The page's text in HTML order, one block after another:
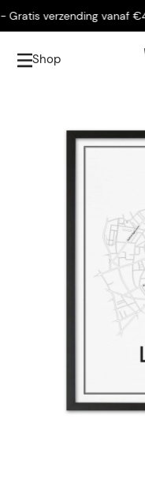
verzending vanaf €45
Shop